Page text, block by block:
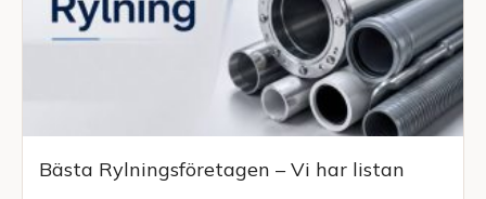
Bästa Rylningsföretagen – Vi har listan